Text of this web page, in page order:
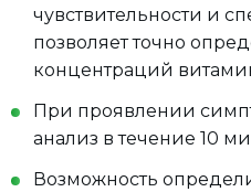
чувствительности и
позволяет точно
концентраций
При проявлении
анализ в течение 10
Возможность